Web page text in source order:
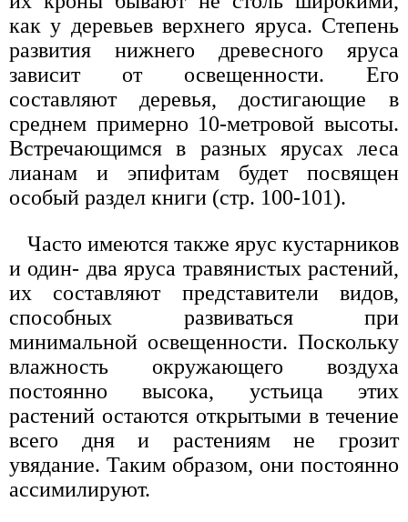
как у деревьев верхнего яруса. Степень
развития нижнего древесного яруса
зависит от освещенности. Его
составляют деревья, достигающие в
среднем примерно 10-метровой высоты.
Встречающимся в разных ярусах леса
лианам и эпифитам будет посвящен
особый раздел книги (стр. 100-101).
Часто имеются также ярус кустарников
и один- два яруса травянистых растений,
их составляют представители видов,
способных развиваться при
минимальной освещенности. Поскольку
влажность окружающего воздуха
постоянно высока, устьица этих
растений остаются открытыми в течение
всего дня и растениям не грозит
увядание. Таким образом, они постоянно
ассимилируют.